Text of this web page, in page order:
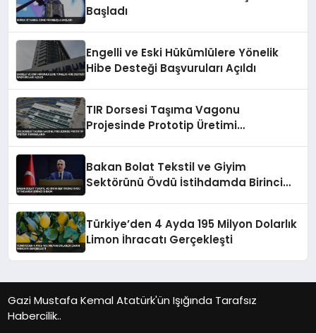
Başladı
Engelli ve Eski Hükümlülere Yönelik
Hibe Desteği Başvuruları Açıldı
TIR Dorsesi Taşıma Vagonu
Projesinde Prototip Üretimi
Bakan Bolat Tekstil ve Giyim
Sektörünü Övdü İstihdamda Birinci
Türkiye’den 4 Ayda 195 Milyon Dolarlık
Limon İhracatı Gerçekleşti
Gazi Mustafa Kemal Atatürk'ün Işığında Tarafsız
Habercilik..